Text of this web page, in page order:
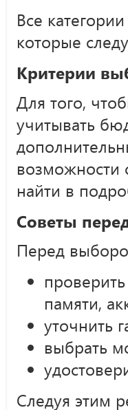
Все
которые
Критерии
Для того,
учитывать
возможности
найти в
Советы
Перед
памяти,
уточнить
выбрать
Следуя этим